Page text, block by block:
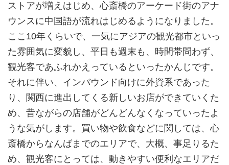
ストアが増えはじめ、心斎橋のアーケード街のアナ
ウンスに中国語が流れはじめるようになりました。
ここ10年くらいで、一気にアジアの観光都市といっ
た雰囲気に変貌し、平日も週末も、時間帯問わず、
観光客であふれかえっているといったかんじです。
それに伴い、インバウンド向けに外資系であった
り、関西に進出してくる新しいお店ができていくた
め、昔ながらの店舗がどんどんなくなっていったよ
うな気がします。買い物や飲食などに関しては、心
斎橋からなんばまでのエリアで、大概、事足りるた
め、観光客にとっては、動きやすい便利なエリアだ